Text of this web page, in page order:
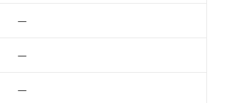
—
—
—